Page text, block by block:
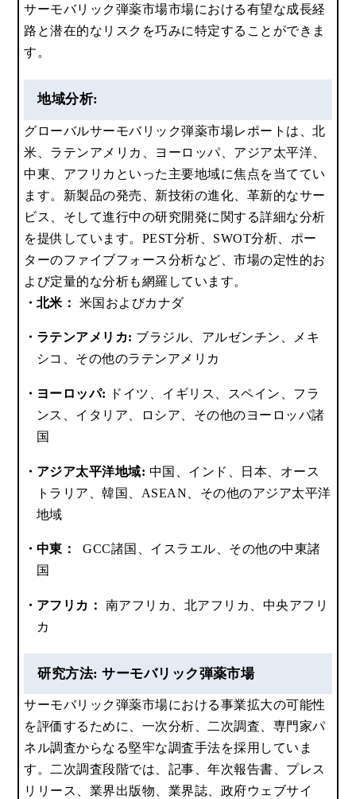
サーモバリック弾薬市場市場における有望な成長経
路と潜在的なリスクを巧みに特定することができま
す。
地域分析:
グローバルサーモバリック弾薬市場レポートは、北
米、ラテンアメリカ、ヨーロッパ、アジア太平洋、
中東、アフリカといった主要地域に焦点を当ててい
ます。新製品の発売、新技術の進化、革新的なサー
ビス、そして進行中の研究開発に関する詳細な分析
を提供しています。PEST分析、SWOT分析、ポー
ターのファイブフォース分析など、市場の定性的お
よび定量的な分析も網羅しています。
北米： 米国およびカナダ
ラテンアメリカ: ブラジル、アルゼンチン、メキ
シコ、その他のラテンアメリカ
ヨーロッパ:
ドイツ、イギリス、スペイン、フラ
ンス、イタリア、ロシア、その他のヨーロッパ諸
国
アジア太平洋地域: 中国、インド、日本、オース
トラリア、韓国、ASEAN、その他のアジア太平洋
地域
中東：
GCC諸国、イスラエル、その他の中東諸
国
アフリカ： 南アフリカ、北アフリカ、中央アフリ
カ
研究方法: サーモバリック弾薬市場
サーモバリック弾薬市場における事業拡大の可能性
を評価するために、一次分析、二次調査、専門家パ
ネル調査からなる堅牢な調査手法を採用していま
す。二次調査段階では、記事、年次報告書、プレス
リリース、業界出版物、業界誌、政府ウェブサイ